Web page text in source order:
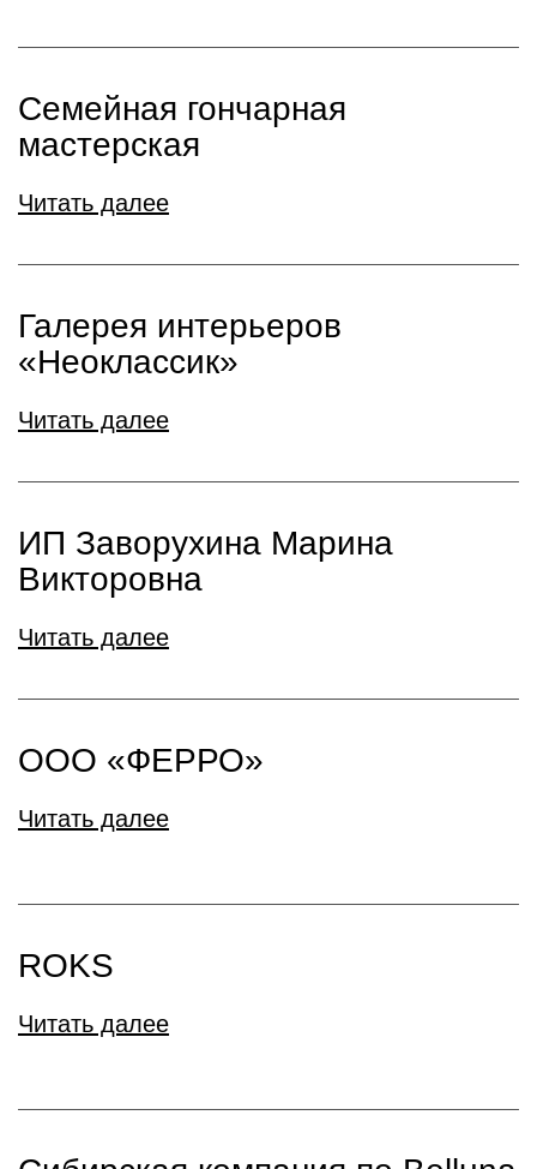
Семейная гончарная
мастерская
Читать далее
Галерея интерьеров
«Неоклассик»
Читать далее
ИП Заворухина Марина
Викторовна
Читать далее
ООО «ФЕРРО»
Читать далее
ROKS
Читать далее